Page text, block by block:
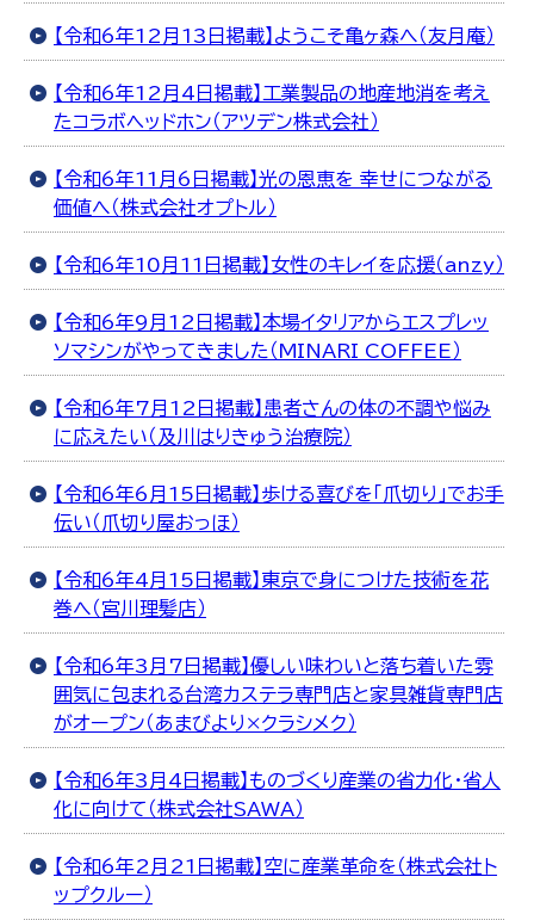
【令和6年12月13日掲載】ようこそ亀ヶ森へ（友月庵）
【令和6年12月4日掲載】工業製品の地産地消を考え
たコラボヘッドホン（アツデン株式会社）
【令和6年11月6日掲載】光の恩恵を 幸せにつながる
価値へ（株式会社オプトル）
【令和6年10月11日掲載】女性のキレイを応援（anzy）
【令和6年9月12日掲載】本場イタリアからエスプレッ
ソマシンがやってきました（MINARI COFFEE）
【令和6年7月12日掲載】患者さんの体の不調や悩み
に応えたい（及川はりきゅう治療院）
【令和6年6月15日掲載】歩ける喜びを「爪切り」でお手
伝い（爪切り屋おっほ）
【令和6年4月15日掲載】東京で身につけた技術を花
巻へ（宮川理髪店）
【令和6年3月7日掲載】優しい味わいと落ち着いた雰
囲気に包まれる台湾カステラ専門店と家具雑貨専門店
がオープン（あまびより×クラシメク）
【令和6年3月4日掲載】ものづくり産業の省力化・省人
化に向けて（株式会社SAWA）
【令和6年2月21日掲載】空に産業革命を（株式会社ト
ップクルー）